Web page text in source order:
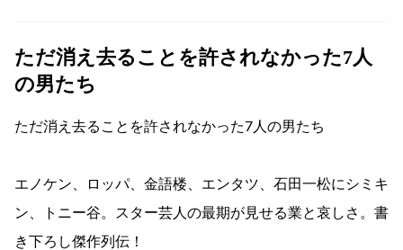
ただ消え去ることを許されなかった7人
の男たち
ただ消え去ることを許されなかった7人の男たち
エノケン、ロッパ、金語楼、エンタツ、石田一松にシミキ
ン、トニー谷。スター芸人の最期が見せる業と哀しさ。書
き下ろし傑作列伝！